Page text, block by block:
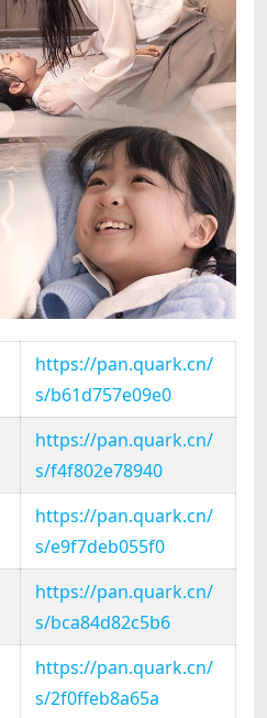
https://pan.quark.cn/
s/b61d757e09e0
https://pan.quark.cn/
s/f4f802e78940
https://pan.quark.cn/
s/e9f7deb055f0
https://pan.quark.cn/
s/bca84d82c5b6
https://pan.quark.cn/
s/2f0ffeb8a65a